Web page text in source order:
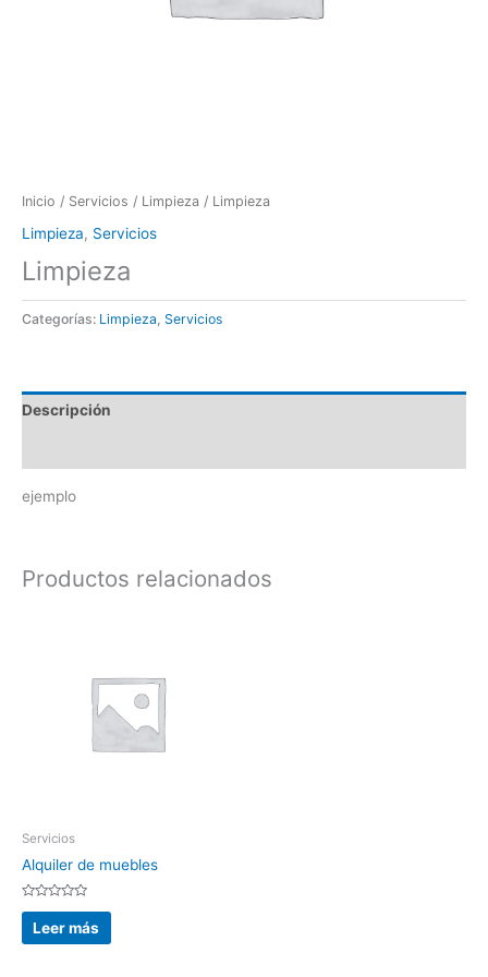
Inicio / Servicios / Limpieza / Limpieza
Limpieza, Servicios
Limpieza
Categorías: Limpieza Servicios
Descripción
ejemplo
Productos relacionados
Servicios
Alquiler de muebles
Valorado
con
de
Leer más